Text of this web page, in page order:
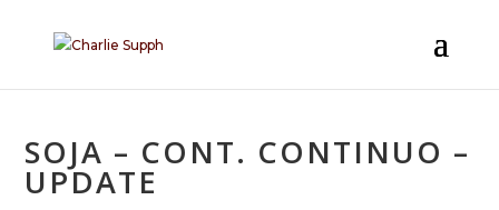
SOJA – CONT. CONTINUO –
UPDATE